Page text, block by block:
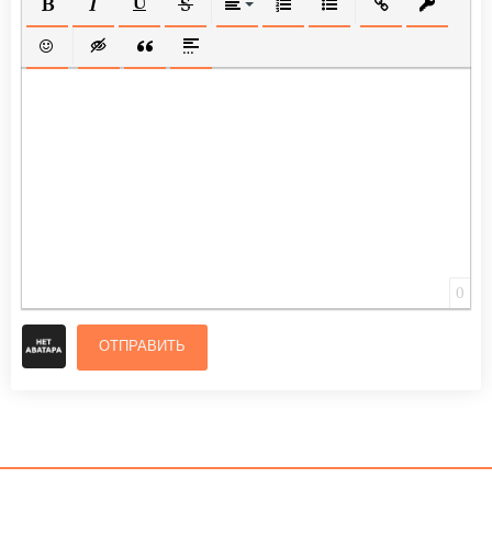
ПОЛУЖИРНЫЙ
КУРСИВПОДЧЕРКНУТЫЙ
ЗАЧЕРКНУТЫЙВЫРАВНИВАНИЕ
НУМЕРОВАННЫЙ СПИСОК
МАРКИРОВАННЫЙ
ВСТАВИТЬ
ВСТАВИТЬ СМАЙЛИК
ВСТАВКА СКРЫТОГО ТЕКСТА
ВСТАВКА ЦИТАТЫ
ВСТАВКА СПОЙЛЕРА
0
ОТПРАВИТЬ